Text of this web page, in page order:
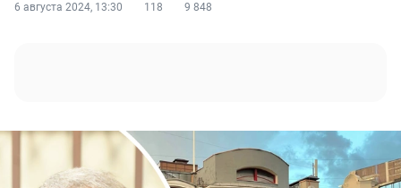
6 августа 2024, 13:30 118 9 848